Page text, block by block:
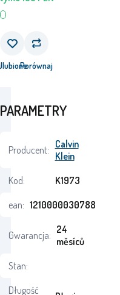
Porównaj
PARAMETRY
Producent: Calvin
Klein
Kod:
K1973
ean: 1210000030788
Gwarancja: 24
měsíců
Stan:
Długość